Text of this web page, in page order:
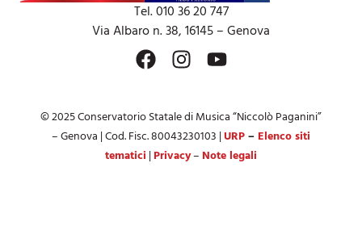
Tel. 010 36 20 747
Via Albaro n. 38, 16145 – Genova
© 2025 Conservatorio Statale di Musica “Niccolò Paganini”
– Genova | Cod. Fisc. 80043230103 |URP– Elenco siti
tematici | Privacy– Note legali